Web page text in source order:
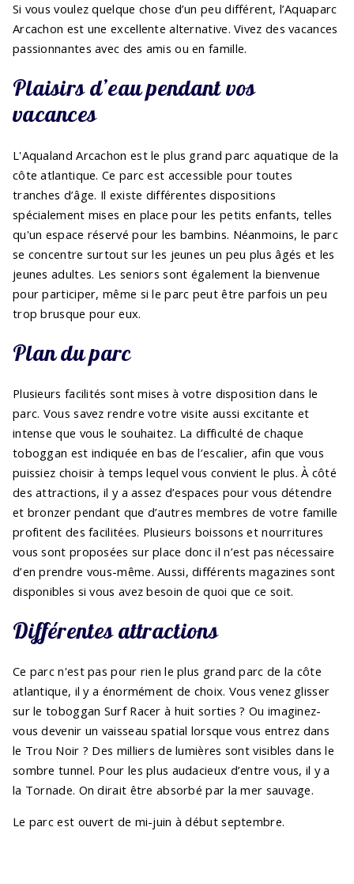
Si vous voulez quelque chose d’un peu différent, l’Aquaparc
Arcachon est une excellente alternative. Vivez des vacances
passionnantes avec des amis ou en famille.
Plaisirs d’eau pendant vos
vacances
L'Aqualand Arcachon est le plus grand parc aquatique de la
côte atlantique. Ce parc est accessible pour toutes
tranches d’âge. Il existe différentes dispositions
spécialement mises en place pour les petits enfants, telles
qu'un espace réservé pour les bambins. Néanmoins, le parc
se concentre surtout sur les jeunes un peu plus âgés et les
jeunes adultes. Les seniors sont également la bienvenue
pour participer, même si le parc peut être parfois un peu
trop brusque pour eux.
Plan du parc
Plusieurs facilités sont mises à votre disposition dans le
parc. Vous savez rendre votre visite aussi excitante et
intense que vous le souhaitez. La difficulté de chaque
toboggan est indiquée en bas de l’escalier, afin que vous
puissiez choisir à temps lequel vous convient le plus. À côté
des attractions, il y a assez d’espaces pour vous détendre
et bronzer pendant que d’autres membres de votre famille
profitent des facilitées. Plusieurs boissons et nourritures
vous sont proposées sur place donc il n’est pas nécessaire
d’en prendre vous-même. Aussi, différents magazines sont
disponibles si vous avez besoin de quoi que ce soit.
Différentes attractions
Ce parc n'est pas pour rien le plus grand parc de la côte
atlantique, il y a énormément de choix. Vous venez glisser
sur le toboggan Surf Racer à huit sorties ? Ou imaginez-
vous devenir un vaisseau spatial lorsque vous entrez dans
le Trou Noir ? Des milliers de lumières sont visibles dans le
sombre tunnel. Pour les plus audacieux d’entre vous, il y a
la Tornade. On dirait être absorbé par la mer sauvage.
Le parc est ouvert de mi-juin à début septembre.